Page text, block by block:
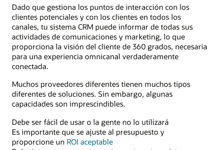
Dado que gestiona los puntos de interacción con los
clientes potenciales y con los clientes en todos los
canales, tu sistema CRM puede informar de todas sus
actividades de comunicaciones y marketing, lo que
proporciona la visión del cliente de 360 grados, necesaria
para una experiencia omnicanal verdaderamente
conectada.
Muchos proveedores diferentes tienen muchos tipos
diferentes de soluciones. Sin embargo, algunas
capacidades son imprescindibles.
Debe ser fácil de usar o la gente no lo utilizará
Es importante que se ajuste al presupuesto y
proporcione un ROI aceptable